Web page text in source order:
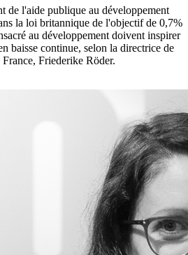
de l'aide publique au développement
la loi britannique de l'objectif de 0,7%
au développement doivent inspirer
baisse continue, selon la directrice de
Friederike Röder.